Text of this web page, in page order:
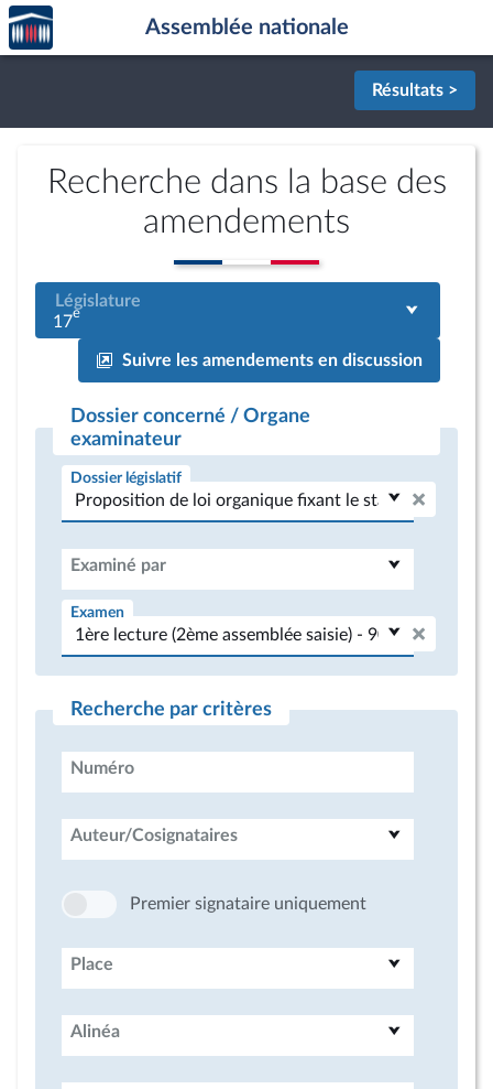
Aller au contenu
Aller en bas de la page
Accèder
à la
page
Assemblée nationale
Résultats >
Recherche dans la base des
amendements
Législature
17e
Suivre les amendements en discussion
Dossier concerné / Organe
examinateur
Dossier législatif
Examiné par
Examen
Recherche par critères
Numéro
Auteur/Cosignataires
Premier signataire uniquement
Place
Alinéa